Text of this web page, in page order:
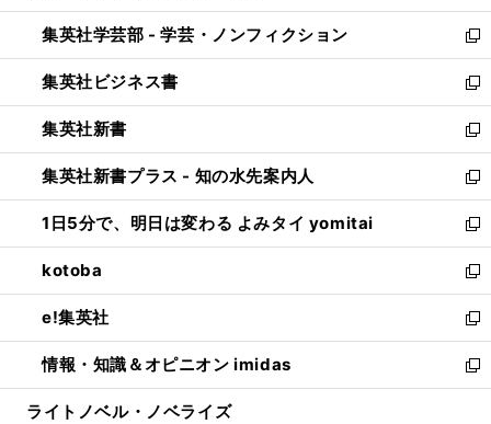
開
く
ウ
で
開
く
ン
ド
ウ
で
開
く
ウ
ィ
ン
ド
ウ
で
開
く
集英社学芸部 - 学芸・ノンフィクション
新
し
い
ウ
ィ
ン
ド
ウ
で
開
く
集英社ビジネス書
新
し
い
ウ
ィ
ン
ド
ウ
で
開
く
集英社新書
新
し
い
ウ
ィ
ン
ド
ウ
で
開
く
集英社新書プラス - 知の水先案内人
新
し
い
ウ
ィ
ン
ド
ウ
で
開
1日5分で、明日は変わる よみタイ yomitai
新
し
い
ウ
ィ
ン
ド
ウ
kotoba
新
し
い
ウ
ィ
ン
e!集英社
新
し
い
ウ
情報・知識＆オピニオン imidas
新
し
ライトノベル・ノベライズ